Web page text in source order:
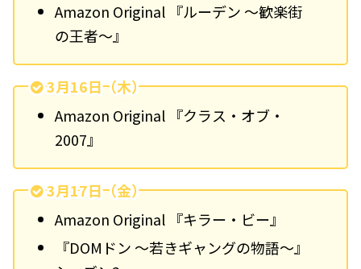
Amazon Original 『ルーデン 〜歓楽街
の王者〜』
3月16日（木）
Amazon Original 『クラス・オブ・
2007』
3月17日（金）
Amazon Original 『キラー・ビー』
『DOMドン 〜若きギャングの物語〜』